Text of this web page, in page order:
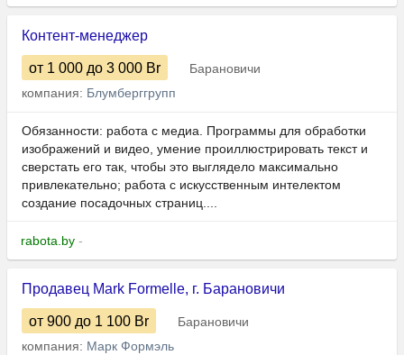
Контент-менеджер
от 1 000 до 3 000 Br
Барановичи
компания: Блумберггрупп
Обязанности: работа с медиа. Программы для обработки
изображений и видео, умение проиллюстрировать текст и
сверстать его так, чтобы это выглядело максимально
привлекательно; работа с искусственным интелектом
создание посадочных страниц....
rabota.by -
Продавец Mark Formelle, г. Барановичи
от 900 до 1 100 Br
Барановичи
компания: Марк Формэль